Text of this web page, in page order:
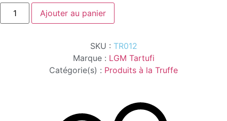
quantité
CREMA
Ajouter au panier
SKU : TR012
Marque : LGM Tartufi
Catégorie(s) : Produits à la Truffe